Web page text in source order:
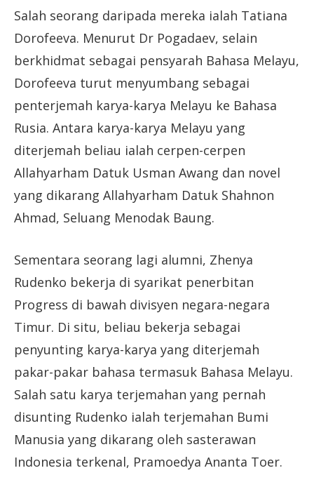
Salah seorang daripada mereka ialah Tatiana
Dorofeeva. Menurut Dr Pogadaev, selain
berkhidmat sebagai pensyarah Bahasa Melayu,
Dorofeeva turut menyumbang sebagai
penterjemah karya-karya Melayu ke Bahasa
Rusia. Antara karya-karya Melayu yang
diterjemah beliau ialah cerpen-cerpen
Allahyarham Datuk Usman Awang dan novel
yang dikarang Allahyarham Datuk Shahnon
Ahmad, Seluang Menodak Baung.
Sementara seorang lagi alumni, Zhenya
Rudenko bekerja di syarikat penerbitan
Progress di bawah divisyen negara-negara
Timur. Di situ, beliau bekerja sebagai
penyunting karya-karya yang diterjemah
pakar-pakar bahasa termasuk Bahasa Melayu.
Salah satu karya terjemahan yang pernah
disunting Rudenko ialah terjemahan Bumi
Manusia yang dikarang oleh sasterawan
Indonesia terkenal, Pramoedya Ananta Toer.